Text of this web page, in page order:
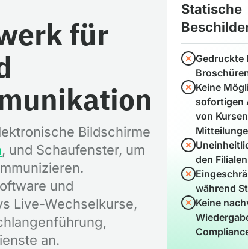
für
Bildschirme
, und Schaufenster, um
und
Live-Wechselkurse,
an.
Statische
Gedruckte
Keine
sofortigen
von
den Filialen
während
Keine